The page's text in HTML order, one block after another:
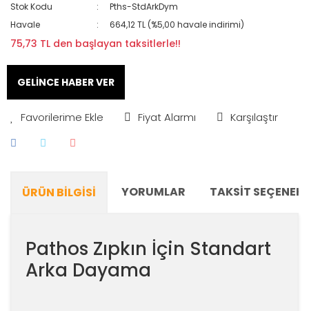
Stok Kodu
Pths-StdArkDym
Havale
664,12 TL (%5,00 havale indirimi)
75,73 TL den başlayan taksitlerle!!
GELİNCE HABER VER
Fiyat Alarmı Karşılaştır
ÜRÜN BILGISI YORUMLAR TAKSIT
Pathos Zıpkın İçin Standart
Arka Dayama